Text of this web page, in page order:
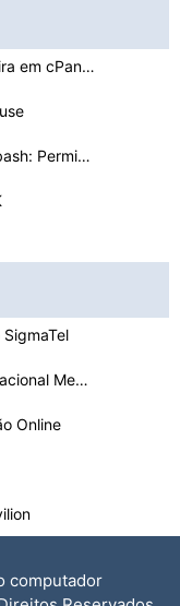
Como instalar o PHP Expresso Carregadeira em cPanel
Estou recebendo o erro Mensagem /bin /bash: Permissão …
PC , Linux e Configurações de Mensagens Yahoo para An…
Como descobrir o que usa o sistema operacional Meu Comp…
Online
computador